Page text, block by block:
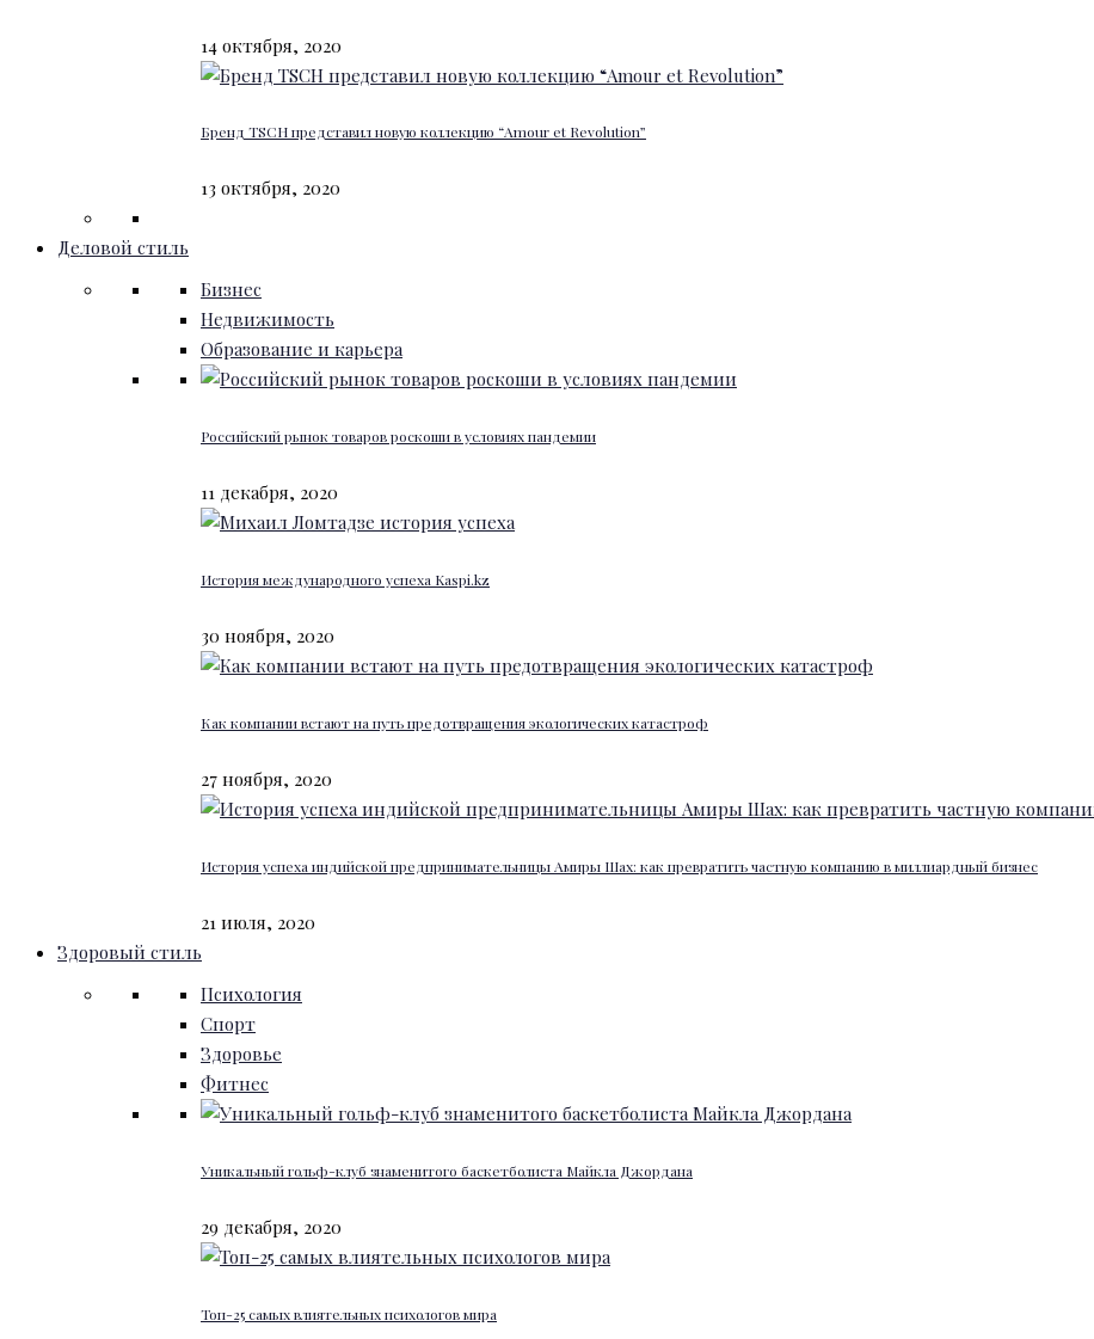
14 октября, 2020
Бренд TSCH представил новую коллекцию “Amour et Revolution”
13 октября, 2020
Деловой стиль
Бизнес
Недвижимость
Образование и карьера
Российский рынок товаров роскоши в условиях пандемии
11 декабря, 2020
История международного успеха Kaspi.kz
30 ноября, 2020
Как компании встают на путь предотвращения экологических катастроф
27 ноября, 2020
История успеха индийской предпринимательницы Амиры Шах: как превратить частную компанию в миллиардный бизнес
21 июля, 2020
Здоровый стиль
Психология
Спорт
Здоровье
Фитнес
Уникальный гольф-клуб знаменитого баскетболиста Майкла Джордана
29 декабря, 2020
Топ-25 самых влиятельных психологов мира